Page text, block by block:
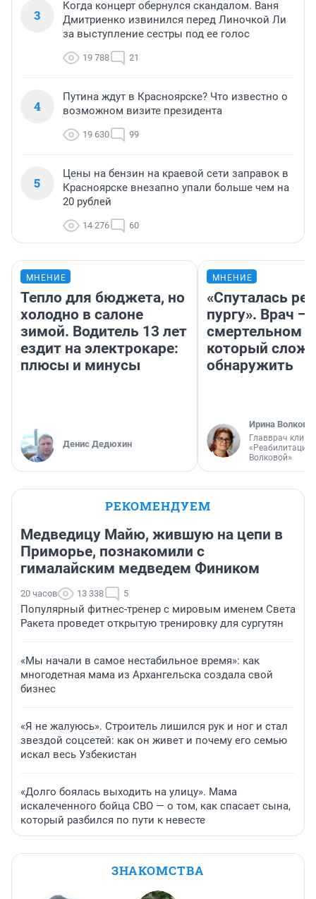
3
Когда концерт обернулся скандалом. Ваня
Дмитриенко извинился перед Линочкой Ли
за выступление сестры под ее голос
19 788 21
4
Путина ждут в Красноярске? Что известно о
возможном визите президента
19 630 99
5
Цены на бензин на краевой сети заправок в
Красноярске внезапно упали больше чем на
20 рублей
14 276 60
МНЕНИЕ
Тепло для бюджета, но
холодно в салоне
зимой. Водитель 13 лет
ездит на электрокаре:
плюсы и минусы
Денис Дедюхин
МНЕНИЕ
«Спуталась
пургу». Врач —
смертельном
который
обнаружить
Ирина Волкова
Главврач
«Реабилитация
Волковой»
РЕКОМЕНДУЕМ
Медведицу Майю, жившую на цепи в
Приморье, познакомили с
гималайским медведем Фиником
20 часов 13 338 5
Популярный фитнес-тренер с мировым именем Света
Ракета проведет открытую тренировку для сургутян
«Мы начали в самое нестабильное время»: как
многодетная мама из Архангельска создала свой
бизнес
«Я не жалуюсь». Строитель лишился рук и ног и стал
звездой соцсетей: как он живет и почему его семью
искал весь Узбекистан
«Долго боялась выходить на улицу». Мама
искалеченного бойца СВО — о том, как спасает сына,
который разбился по пути к невесте
ЗНАКОМСТВА